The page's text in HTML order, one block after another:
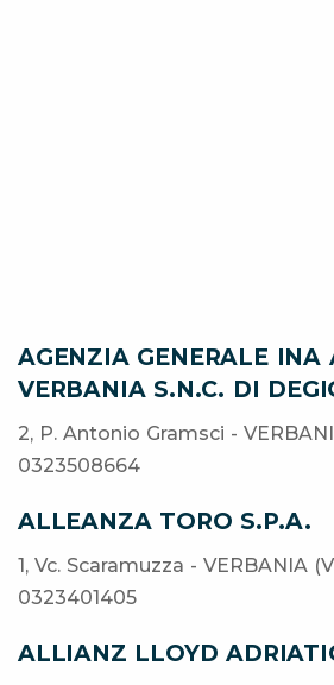
AGENZIA GENERALE INA
VERBANIA S.N.C. DI
2, P. Antonio Gramsci -
0323508664
ALLEANZA TORO S.P.A.
1, Vc. Scaramuzza - VERBANIA
0323401405
ALLIANZ LLOYD